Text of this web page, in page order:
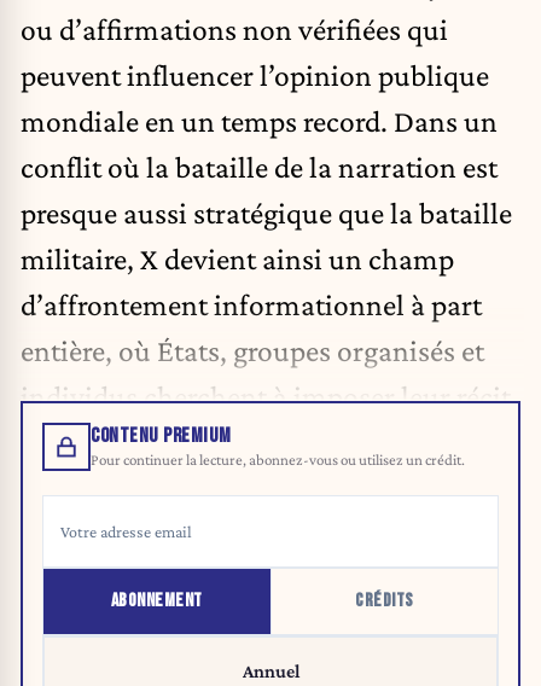
ou d’affirmations non vérifiées qui
peuvent influencer l’opinion publique
mondiale en un temps record. Dans un
conflit où la bataille de la narration est
presque aussi stratégique que la bataille
militaire, X devient ainsi un champ
d’affrontement informationnel à part
entière, où États, groupes organisés et
individus cherchent à imposer leur récit.
CONTENU PREMIUM
Pour continuer la lecture, abonnez-vous ou utilisez un crédit.
ABONNEMENT CRÉDITS
Annuel